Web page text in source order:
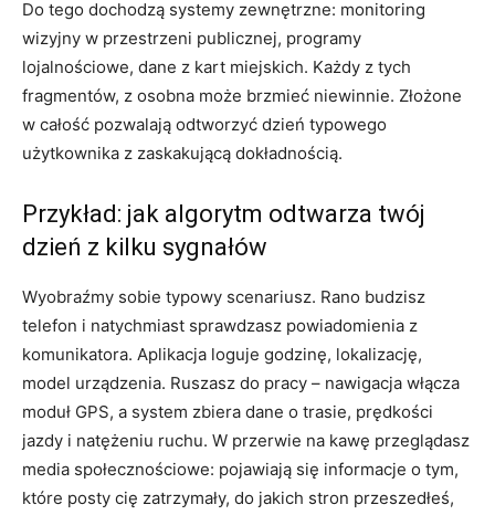
Do tego dochodzą systemy zewnętrzne: monitoring
wizyjny w przestrzeni publicznej, programy
lojalnościowe, dane z kart miejskich. Każdy z tych
fragmentów, z osobna może brzmieć niewinnie. Złożone
w całość pozwalają odtworzyć dzień typowego
użytkownika z zaskakującą dokładnością.
Przykład: jak algorytm odtwarza twój
dzień z kilku sygnałów
Wyobraźmy sobie typowy scenariusz. Rano budzisz
telefon i natychmiast sprawdzasz powiadomienia z
komunikatora. Aplikacja loguje godzinę, lokalizację,
model urządzenia. Ruszasz do pracy – nawigacja włącza
moduł GPS, a system zbiera dane o trasie, prędkości
jazdy i natężeniu ruchu. W przerwie na kawę przeglądasz
media społecznościowe: pojawiają się informacje o tym,
które posty cię zatrzymały, do jakich stron przeszedłeś,